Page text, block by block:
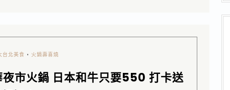
台北美食 • 火鍋壽喜燒
市火鍋 日本和牛只要550 打卡送